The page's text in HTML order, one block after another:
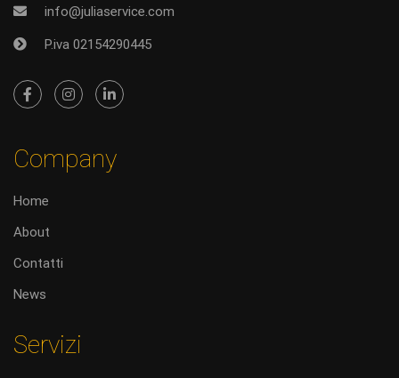
info@juliaservice.com
P.iva 02154290445
Company
Home
About
Contatti
News
Servizi